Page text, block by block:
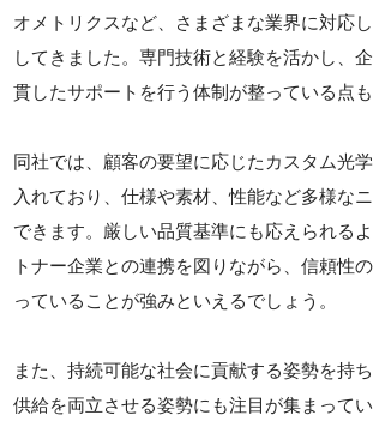
オメトリクスなど、さまざまな業界に対応
してきました。専門技術と経験を活かし、
貫したサポートを行う体制が整っている点も
同社では、顧客の要望に応じたカスタム光
入れており、仕様や素材、性能など多様な
できます。厳しい品質基準にも応えられる
トナー企業との連携を図りながら、信頼性
っていることが強みといえるでしょう。
また、持続可能な社会に貢献する姿勢を持
供給を両立させる姿勢にも注目が集まって